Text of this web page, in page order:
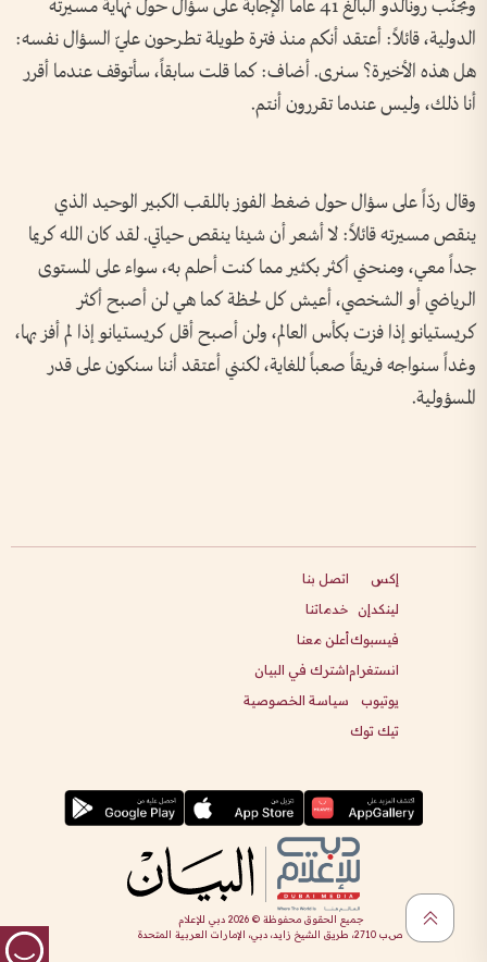
وتجنّب رونالدو البالغ 41 عاما الإجابة على سؤال حول نهاية مسيرته
الدولية، قائلاً: أعتقد أنكم منذ فترة طويلة تطرحون عليّ السؤال نفسه:
هل هذه الأخيرة؟ سنرى. أضاف: كما قلت سابقاً، سأتوقف عندما أقرر
أنا ذلك، وليس عندما تقررون أنتم.
وقال ردّاً على سؤال حول ضغط الفوز باللقب الكبير الوحيد الذي
ينقص مسيرته قائلاً: لا أشعر أن شيئا ينقص حياتي. لقد كان الله كريما
جداً معي، ومنحني أكثر بكثير مما كنت أحلم به، سواء على المستوى
الرياضي أو الشخصي، أعيش كل لحظة كما هي لن أصبح أكثر
كريستيانو إذا فزت بكأس العالم، ولن أصبح أقل كريستيانو إذا لم أفز بها،
وغداً سنواجه فريقاً صعباً للغاية، لكنني أعتقد أننا سنكون على قدر
المسؤولية.
إكس
لينكدإن
فيسبوك
انستغرام
يوتيوب
تيك توك
اتصل بنا
خدماتنا
أعلن معنا
اشترك في البيان
سياسة الخصوصية
جميع الحقوق محفوظة ©2026 دبي للإعلام
ص.ب 2710، طريق الشيخ زايد، دبي، الإمارات العربية المتحدة